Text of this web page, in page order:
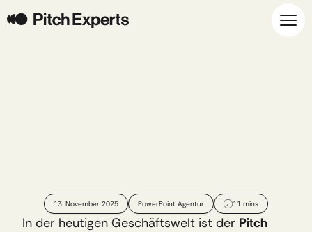
Rhythmusfinden
13. November 2025 PowerPoint Agentur 11 mins
In der heutigen Geschäftswelt ist der Pitch